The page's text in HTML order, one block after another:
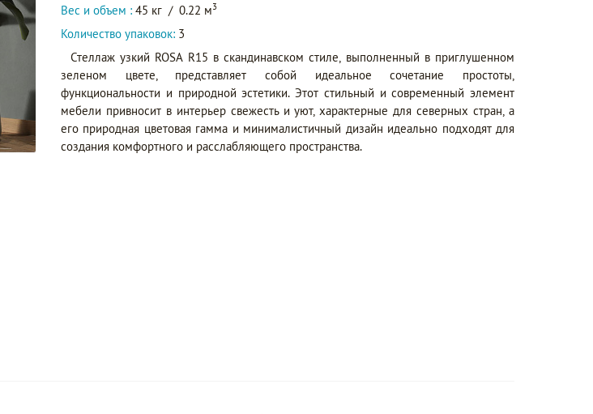
Вес и объем : 45 кг / 0.22 м3
Количество упаковок: 3
Стеллаж узкий ROSA R15 в скандинавском стиле, выполненный в приглушенном
зеленом цвете, представляет собой идеальное сочетание простоты,
функциональности и природной эстетики. Этот стильный и современный элемент
мебели привносит в интерьер свежесть и уют, характерные для северных стран, а
его природная цветовая гамма и минималистичный дизайн идеально подходят для
создания комфортного и расслабляющего пространства.